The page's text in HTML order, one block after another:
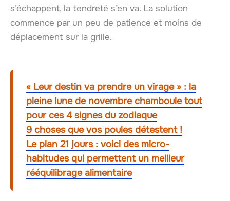
s’échappent, la tendreté s’en va. La solution
commence par un peu de patience et moins de
déplacement sur la grille.
« Leur destin va prendre un virage » : la
pleine lune de novembre chamboule tout
pour ces 4 signes du zodiaque
9 choses que vos poules détestent !
Le plan 21 jours : voici des micro-
habitudes qui permettent un meilleur
rééquilibrage alimentaire